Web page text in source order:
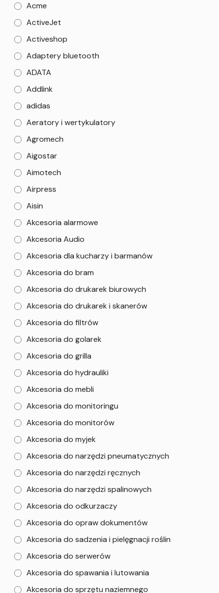
Acme
ActiveJet
Activeshop
Adaptery bluetooth
ADATA
Addlink
adidas
Aeratory i wertykulatory
Agromech
Aigostar
Aimotech
Airpress
Aisin
Akcesoria alarmowe
Akcesoria Audio
Akcesoria dla kucharzy i barmanów
Akcesoria do bram
Akcesoria do drukarek biurowych
Akcesoria do drukarek i skanerów
Akcesoria do filtrów
Akcesoria do golarek
Akcesoria do grilla
Akcesoria do hydrauliki
Akcesoria do mebli
Akcesoria do monitoringu
Akcesoria do monitorów
Akcesoria do myjek
Akcesoria do narzędzi pneumatycznych
Akcesoria do narzędzi ręcznych
Akcesoria do narzędzi spalinowych
Akcesoria do odkurzaczy
Akcesoria do opraw dokumentów
Akcesoria do sadzenia i pielęgnacji roślin
Akcesoria do serwerów
Akcesoria do spawania i lutowania
Akcesoria do sprzętu naziemnego